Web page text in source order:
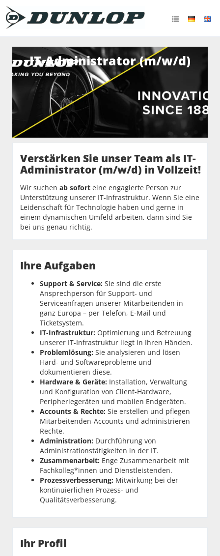
IT-Administrator (m/w/d)
Verstärken Sie unser Team als IT-
Administrator (m/w/d) in Vollzeit!
Wir suchen ab sofort eine engagierte Person zur
Unterstützung unserer IT-Infrastruktur. Wenn Sie eine
Leidenschaft für Technologie haben und gerne in
einem dynamischen Umfeld arbeiten, dann sind Sie
bei uns genau richtig.
Ihre Aufgaben
Support & Service: Sie sind die erste
Ansprechperson für Support- und
Serviceanfragen unserer Mitarbeitenden in
ganz Europa – per Telefon, E-Mail und
Ticketsystem.
IT-Infrastruktur: Optimierung und Betreuung
unserer IT-Infrastruktur liegt in Ihren Händen.
Problemlösung: Sie analysieren und lösen
Hard- und Softwareprobleme und
dokumentieren diese.
Hardware & Geräte: Installation, Verwaltung
und Konfiguration von Client-Hardware,
Peripheriegeräten und mobilen Endgeräten.
Accounts & Rechte: Sie erstellen und pflegen
Mitarbeitenden-Accounts und administrieren
Rechte.
Administration: Durchführung von
Administrationstätigkeiten in der IT.
Zusammenarbeit: Enge Zusammenarbeit mit
Fachkolleg*innen und Dienstleistenden.
Prozessverbesserung: Mitwirkung bei der
kontinuierlichen Prozess- und
Qualitätsverbesserung.
Ihr Profil